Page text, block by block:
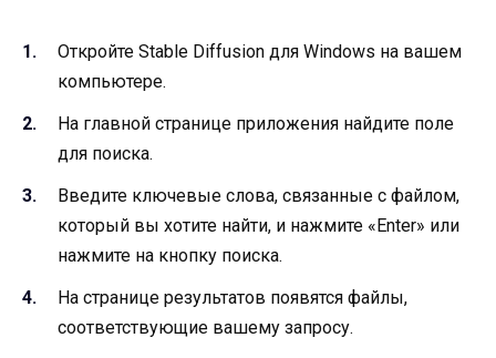
Откройте Stablе Diffusion для Windows на вашем
компьютере.
На главной странице приложения найдите поле
для поиска.
Введите ключевые слова, связанные с файлом,
который вы хотите найти, и нажмите «Enter» или
нажмите на кнопку поиска.
На странице результатов появятся файлы,
соответствующие вашему запросу.